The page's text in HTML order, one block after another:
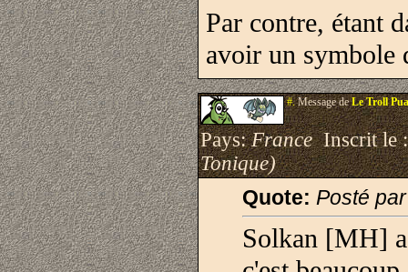
Par contre, étant
avoir un symbole
#.Message deLe Troll
Pays:FranceInscrit le
Tonique)
Quote: Posté
Solkan [MH]